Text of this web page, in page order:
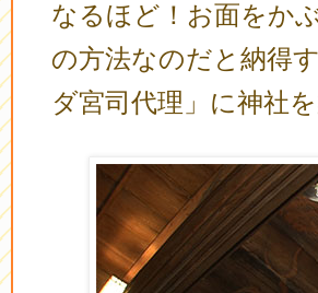
なるほど！お面をか
の方法なのだと納得
ダ宮司代理」に神社